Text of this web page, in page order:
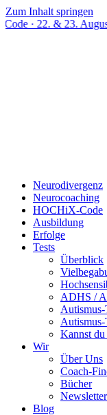
Zum Inhalt springen
& 23. August ·
Neurodivergenz
Neurocoaching
HOCHiX-Code
Ausbildung
Erfolge
Tests
Überblick
ADHS /
Autismus-
Kannst du
Wir
Über Uns
Coach-
Bücher
Newsletter
Blog